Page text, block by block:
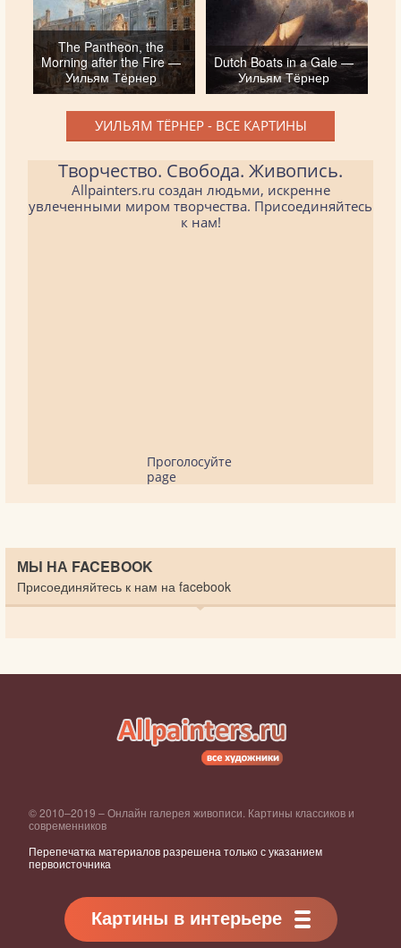
The Pantheon, the
Morning after the Fire —
Уильям Тёрнер
Dutch Boats in a Gale —
Уильям Тёрнер
УИЛЬЯМ ТЁРНЕР - ВСЕ КАРТИНЫ
Творчество. Свобода. Живопись.
Allpainters.ru создан людьми, искренне
увлеченными миром творчества. Присоединяйтесь
к нам!
Проголосуйте
page
МЫ НА FACEBOOK
Присоединяйтесь к нам на facebook
© 2010–2019 – Онлайн галерея живописи. Картины классиков и
современников
Перепечатка материалов разрешена только с указанием
первоисточника
Картины в интерьере